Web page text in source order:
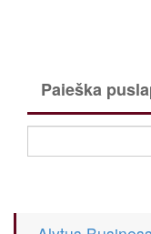
Paieška